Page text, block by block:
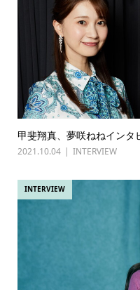
甲斐翔真、夢咲ねねイン
2021.10.04 INTERVIEW
INTERVIEW